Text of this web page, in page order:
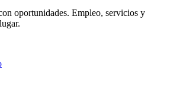
oportunidades. Empleo, servicios y